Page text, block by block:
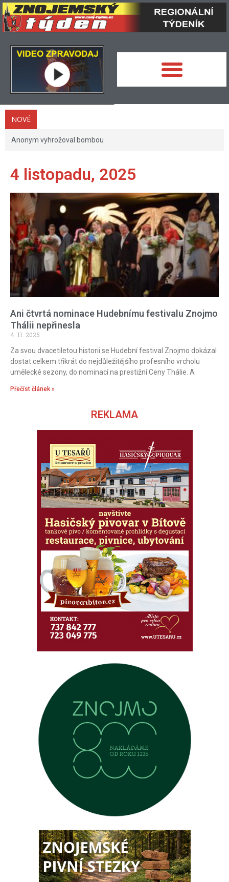
NOVÉ
Anonym vyhrožoval bombou
4 listopadu, 2025
Ani čtvrtá nominace Hudebnímu festivalu Znojmo
Thálii nepřinesla
4. 11. 2025
Za svou dvacetiletou historii se Hudební festival Znojmo dokázal
dostat celkem třikrát do nejdůležitějšího profesního vrcholu
umělecké sezony, do nominací na prestižní Ceny Thálie. A
Přečíst článek »
REKLAMA